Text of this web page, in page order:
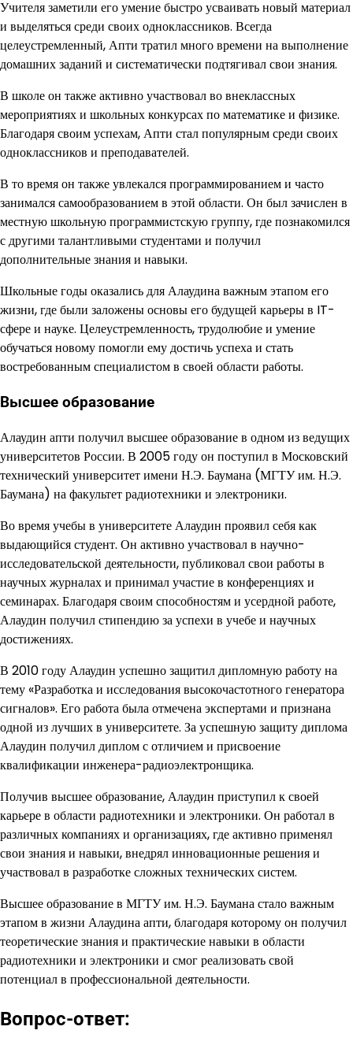
Учителя заметили его умение быстро усваивать новый материал
и выделяться среди своих одноклассников. Всегда
целеустремленный, Апти тратил много времени на выполнение
домашних заданий и систематически подтягивал свои знания.
В школе он также активно участвовал во внеклассных
мероприятиях и школьных конкурсах по математике и физике.
Благодаря своим успехам, Апти стал популярным среди своих
одноклассников и преподавателей.
В то время он также увлекался программированием и часто
занимался самообразованием в этой области. Он был зачислен в
местную школьную программистскую группу, где познакомился
с другими талантливыми студентами и получил
дополнительные знания и навыки.
Школьные годы оказались для Алаудина важным этапом его
жизни, где были заложены основы его будущей карьеры в IT-
сфере и науке. Целеустремленность, трудолюбие и умение
обучаться новому помогли ему достичь успеха и стать
востребованным специалистом в своей области работы.
Высшее образование
Алаудин апти получил высшее образование в одном из ведущих
университетов России. В 2005 году он поступил в Московский
технический университет имени Н.Э. Баумана (МГТУ им. Н.Э.
Баумана) на факультет радиотехники и электроники.
Во время учебы в университете Алаудин проявил себя как
выдающийся студент. Он активно участвовал в научно-
исследовательской деятельности, публиковал свои работы в
научных журналах и принимал участие в конференциях и
семинарах. Благодаря своим способностям и усердной работе,
Алаудин получил стипендию за успехи в учебе и научных
достижениях.
В 2010 году Алаудин успешно защитил дипломную работу на
тему «Разработка и исследования высокочастотного генератора
сигналов». Его работа была отмечена экспертами и признана
одной из лучших в университете. За успешную защиту диплома
Алаудин получил диплом с отличием и присвоение
квалификации инженера-радиоэлектронщика.
Получив высшее образование, Алаудин приступил к своей
карьере в области радиотехники и электроники. Он работал в
различных компаниях и организациях, где активно применял
свои знания и навыки, внедрял инновационные решения и
участвовал в разработке сложных технических систем.
Высшее образование в МГТУ им. Н.Э. Баумана стало важным
этапом в жизни Алаудина апти, благодаря которому он получил
теоретические знания и практические навыки в области
радиотехники и электроники и смог реализовать свой
потенциал в профессиональной деятельности.
Вопрос-ответ: